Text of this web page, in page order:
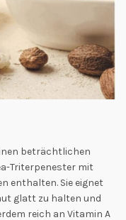
beträchtlichen
Triterpenester mit
enthalten. Sie eignet
glatt zu halten und
reich an Vitamin A